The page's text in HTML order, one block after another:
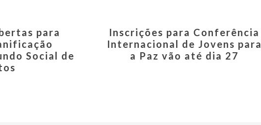
para
Social de
Inscrições para Conferência
Internacional de Jovens para
a Paz vão até dia 27